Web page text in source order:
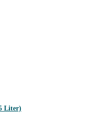
Liter)